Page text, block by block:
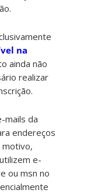
na
ainda não
realizar
mails da
endereços
e-
ou msn no